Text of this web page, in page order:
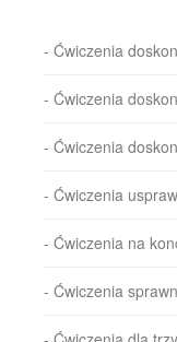
- Ćwiczenia
- Ćwiczenia
- Ćwiczenia
- Ćwiczenia
- Ćwiczenia na
- Ćwiczenia